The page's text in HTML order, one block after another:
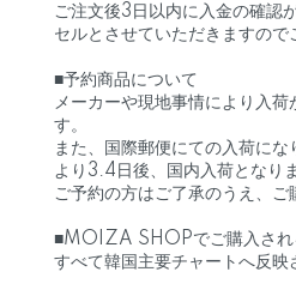
ご注文後3日以内に入金の確認
セルとさせていただきますので
■予約商品について
メーカーや現地事情により入荷
す。
また、国際郵便にての入荷にな
より3.4日後、国内入荷となりま
ご予約の方はご了承のうえ、ご
■MOIZA SHOPでご購入され
すべて韓国主要チャートへ反映